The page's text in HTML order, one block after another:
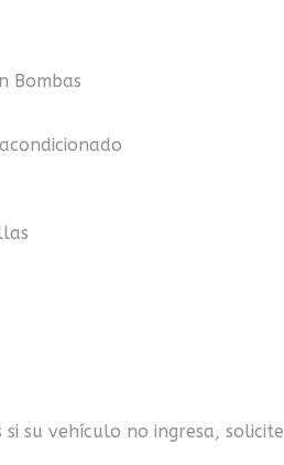
Bombas
su vehículo no ingresa, solicite